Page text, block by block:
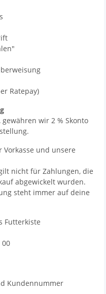
Ratepay)
wir 2 % Skonto
Vorkasse und unsere
nicht für Zahlungen, die
abgewickelt wurden.
steht immer auf deine
Futterkiste
00
Kundennummer